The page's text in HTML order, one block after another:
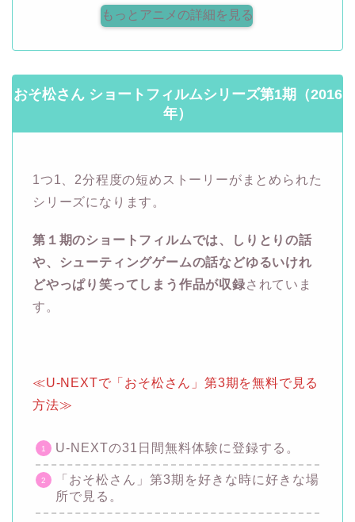
もっとアニメの詳細を見る
おそ松さん ショートフィルムシリーズ第1期（2016
年）
1つ1、2分程度の短めストーリーがまとめられた
シリーズになります。
第１期のショートフィルムでは、しりとりの話
や、シューティングゲームの話などゆるいけれ
どやっぱり笑ってしまう作品が収録されていま
す。
≪U-NEXTで「おそ松さん」第3期を無料で見る
方法≫
U-NEXTの31日間無料体験に登録する。
「おそ松さん」第3期を好きな時に好きな場
所で見る。